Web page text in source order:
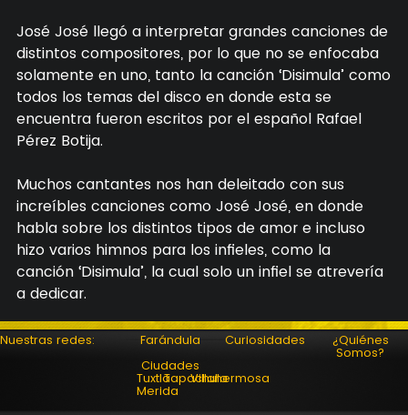
José José llegó a interpretar grandes canciones de
distintos compositores, por lo que no se enfocaba
solamente en uno, tanto la canción ‘Disimula’ como
todos los temas del disco en donde esta se
encuentra fueron escritos por el español Rafael
Pérez Botija.
Muchos cantantes nos han deleitado con sus
increíbles canciones como José José, en donde
habla sobre los distintos tipos de amor e incluso
hizo varios himnos para los infieles, como la
canción ‘Disimula’, la cual solo un infiel se atrevería
a dedicar.
Nuestras redes: Farándula Curiosidades
¿Quiénes
Somos?
Ciudades
TuxtlaTapachula
Villahermosa
Merida